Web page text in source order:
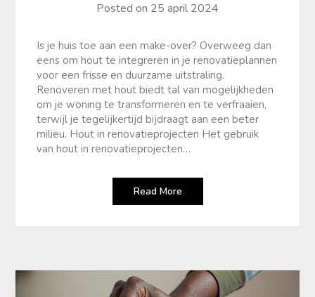
Posted on 25 april 2024
Is je huis toe aan een make-over? Overweeg dan
eens om hout te integreren in je renovatieplannen
voor een frisse en duurzame uitstraling.
Renoveren met hout biedt tal van mogelijkheden
om je woning te transformeren en te verfraaien,
terwijl je tegelijkertijd bijdraagt aan een beter
milieu. Hout in renovatieprojecten Het gebruik
van hout in renovatieprojecten…
Read More